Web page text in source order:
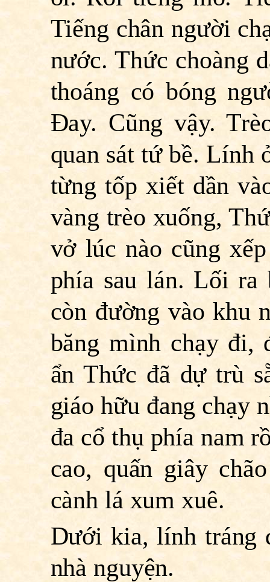
Tiếng chân người
nước. Thức choàng
thoáng có bóng
Ðay. Cũng vậy.
quan sát tứ bề. Lính
từng tốp xiết dần
vàng trèo xuống,
vở lúc nào cũng
phía sau lán. Lối ra
còn đường vào khu
băng mình chạy đi,
ẩn Thức đã dự trù
giáo hữu đang chạy
đa cổ thụ phía nam
cao, quấn giây
cành lá xum xuê.
Dưới kia, lính tráng
nhà nguyện.